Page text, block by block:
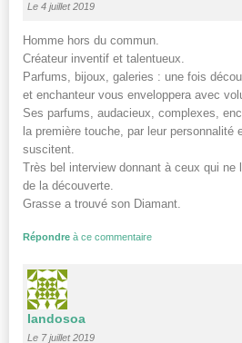
Le 4 juillet 2019
Homme hors du commun.
Créateur inventif et talentueux.
Parfums, bijoux, galeries : une fois
et enchanteur vous enveloppera avec
Ses parfums, audacieux, complexes,
la première touche, par leur personnalité
suscitent.
Très bel interview donnant à ceux qui ne
de la découverte.
Grasse a trouvé son Diamant.
Répondre à ce commentaire
Iandosoa
Le 7 juillet 2019